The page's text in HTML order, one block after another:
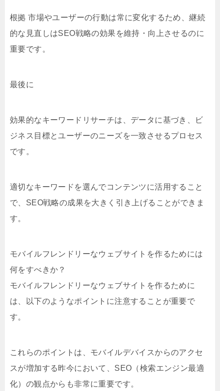
根拠 市場やユーザーの行動は常に変化するため、継続
的な見直しはSEO戦略の効果を維持・向上させるのに
重要です。
最後に
効果的なキーワードリサーチは、データに基づき、ビ
ジネス目標とユーザーのニーズを一致させるプロセス
です。
適切なキーワードを選んでコンテンツに活用すること
で、SEO戦略の成果を大きく引き上げることができま
す。
モバイルフレンドリーなウェブサイトを作るためには
何をすべきか？
モバイルフレンドリーなウェブサイトを作るために
は、以下のようなポイントに注意することが重要で
す。
これらのポイントは、モバイルデバイスからのアクセ
スが増加する昨今において、SEO（検索エンジン最適
化）の観点からも非常に重要です。